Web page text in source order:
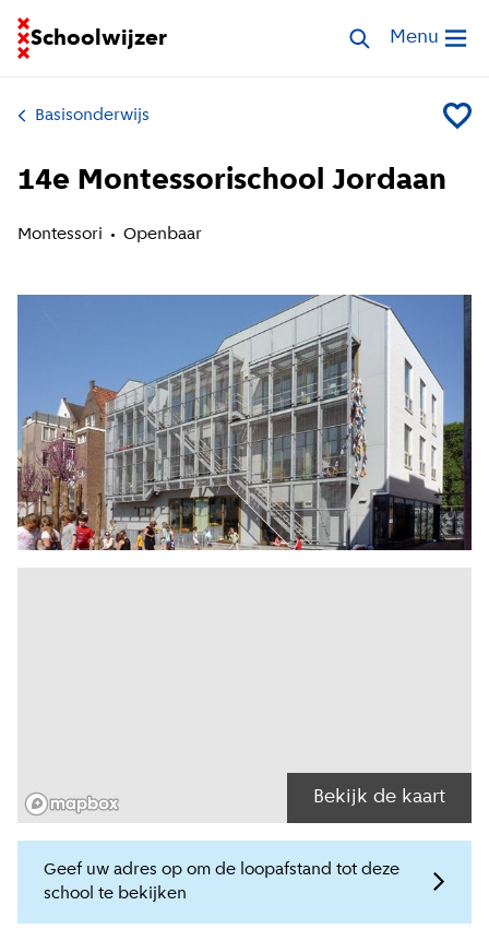
Schoolwijzer
Ga naar homepage van SchoolwijzerZoek scholen
Open
Menu
Basisonderwijs Voeg
14e Montessorischool Jordaan
Montessori Openbaar
Bekijk de kaart
Geef uw adres op om de loopafstand tot deze
school te bekijken